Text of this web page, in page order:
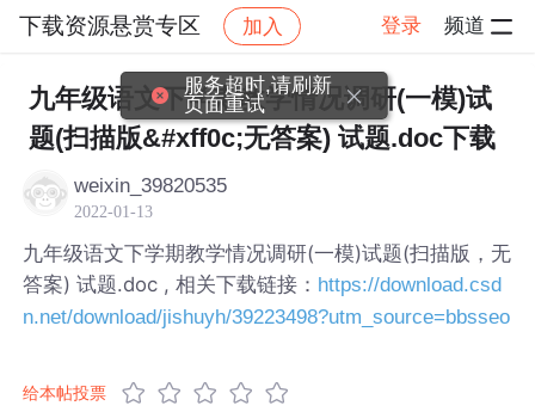
下载资源悬赏专区 加入 登录 频道
社区 下载资源悬赏专区 帖子详情
九年级语文下学期教学情况调研(一模)试
题(扫描版&#xff0c;无答案) 试题.doc下载
weixin_39820535
2022-01-13
九年级语文下学期教学情况调研(一模)试题(扫描版，无
答案) 试题.doc , 相关下载链接： https://download.csd
n.net/download/jishuyh/39223498?utm_source=bbsseo
给本帖投票
服务超时,请刷新
页面重试